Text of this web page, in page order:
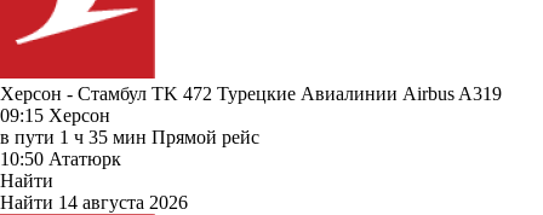
Херсон - Стамбул TK 472 Турецкие Авиалинии Airbus A319
09:15 Херсон
в пути 1 ч 35 мин Прямой рейс
10:50 Ататюрк
Найти
Найти 14 августа 2026